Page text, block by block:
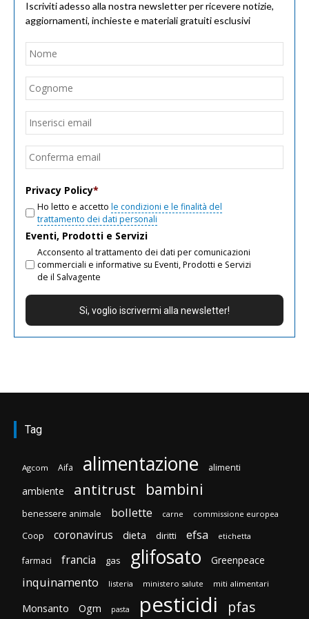
Iscriviti adesso alla nostra newsletter per ricevere notizie,
aggiornamenti, inchieste e materiali gratuiti esclusivi
Nome
Email
Privacy Policy*
Ho letto e accetto le condizioni e le finalità del
trattamento dei dati personali
Eventi, Prodotti e Servizi
Acconsento al trattamento dei dati per comunicazioni
commerciali e informative su Eventi, Prodotti e Servizi
de il Salvagente
Tag
Agcom Aifa alimentazione alimenti
ambiente antitrust bambini
benessere animale bollette carne commissione europea
Coop coronavirus dieta diritti efsa etichetta
farmaci francia gas glifosato Greenpeace
inquinamento listeria ministero salute miti alimentari
Monsanto Ogm pasta pesticidi pfas